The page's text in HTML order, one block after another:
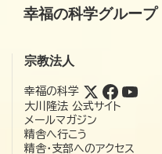
幸福の科学グループ
宗教法人
幸福の科学
大川隆法 公式サイト
メールマガジン
精舎へ行こう
精舎・支部へのアクセス